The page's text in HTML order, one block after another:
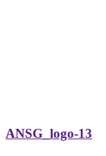
ANSG_logo-13